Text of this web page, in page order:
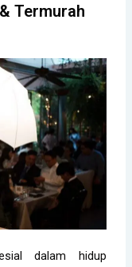
Termurah
dalam hidup